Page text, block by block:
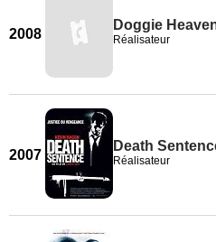
2008
Doggie
Réalisateur
2007
Death
Réalisateur